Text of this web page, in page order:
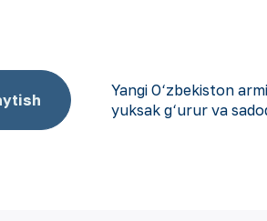
Yangi O‘zbekiston
yuksak g‘urur va